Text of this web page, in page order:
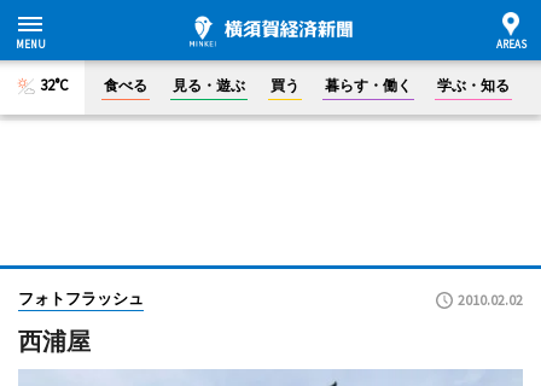
32°C 食べる 見る・遊ぶ 買う 暮らす・働く 学ぶ・知る
フォトフラッシュ 2010.02.02
西浦屋